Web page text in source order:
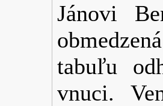
Jánovi
tabuľu
vnuci.